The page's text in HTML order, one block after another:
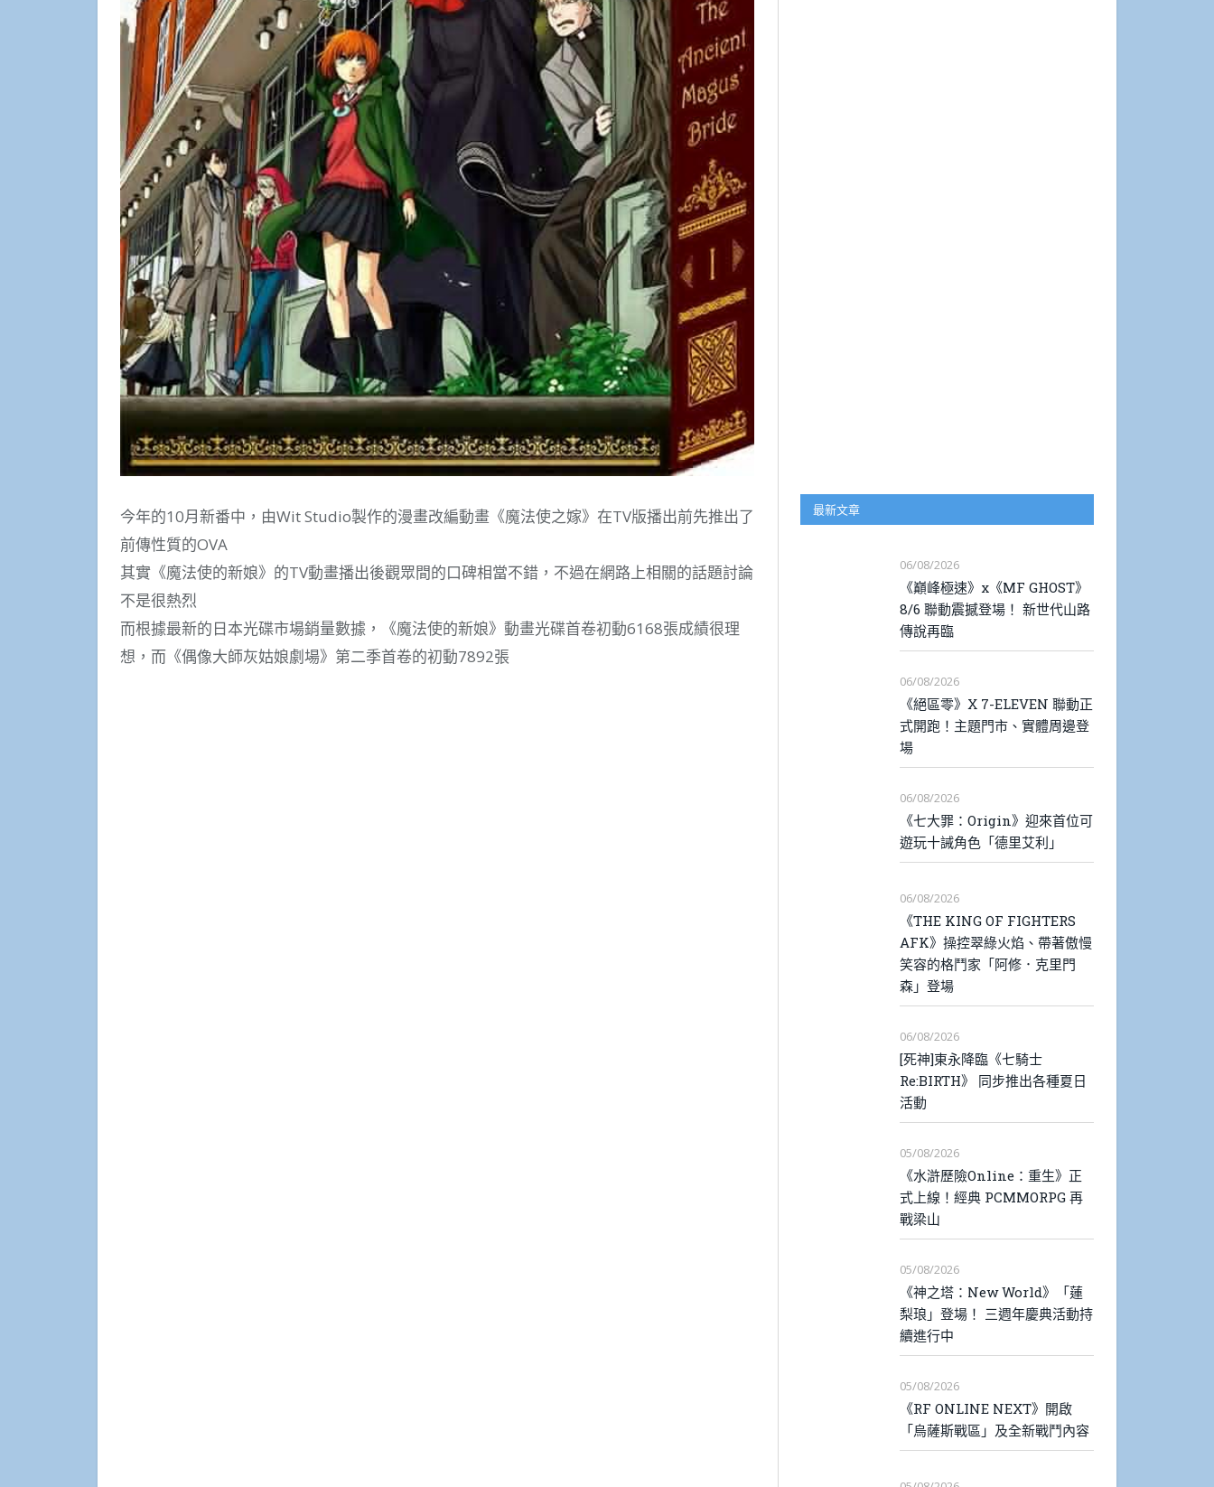
今年的10月新番中，由Wit Studio製作的漫畫改編動畫《魔法使之嫁》在TV版播出前先推出了
前傳性質的OVA
其實《魔法使的新娘》的TV動畫播出後觀眾間的口碑相當不錯，不過在網路上相關的話題討論
不是很熱烈
而根據最新的日本光碟市場銷量數據，《魔法使的新娘》動畫光碟首卷初動6168張成績很理
想，而《偶像大師灰姑娘劇場》第二季首卷的初動7892張
最新文章
06/08/2026
《巔峰極速》x《MF GHOST》
8/6 聯動震撼登場！ 新世代山路
傳說再臨
06/08/2026
《絕區零》X 7-ELEVEN 聯動正
式開跑！主題門市、實體周邊登
場
06/08/2026
《七大罪：Origin》迎來首位可
遊玩十誡角色「德里艾利」
06/08/2026
《THE KING OF FIGHTERS
AFK》操控翠綠火焰、帶著傲慢
笑容的格鬥家「阿修．克里門
森」登場
06/08/2026
[死神]東永降臨《七騎士
Re:BIRTH》 同步推出各種夏日
活動
05/08/2026
《水滸歷險Online：重生》正
式上線！經典 PCMMORPG 再
戰梁山
05/08/2026
《神之塔：New World》「蓮
梨琅」登場！ 三週年慶典活動持
續進行中
05/08/2026
《RF ONLINE NEXT》開啟
「烏薩斯戰區」及全新戰鬥內容